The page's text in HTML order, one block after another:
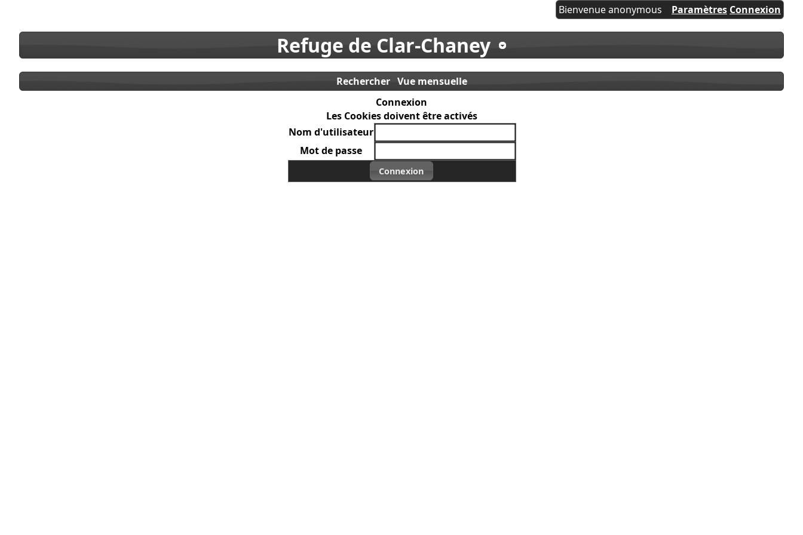
Bienvenue anonymous Paramètres Connexion
Refuge de Clar-Chaney
Rechercher Vue mensuelle
Connexion
Les Cookies doivent être activés
Nom d'utilisateur
Mot de passe